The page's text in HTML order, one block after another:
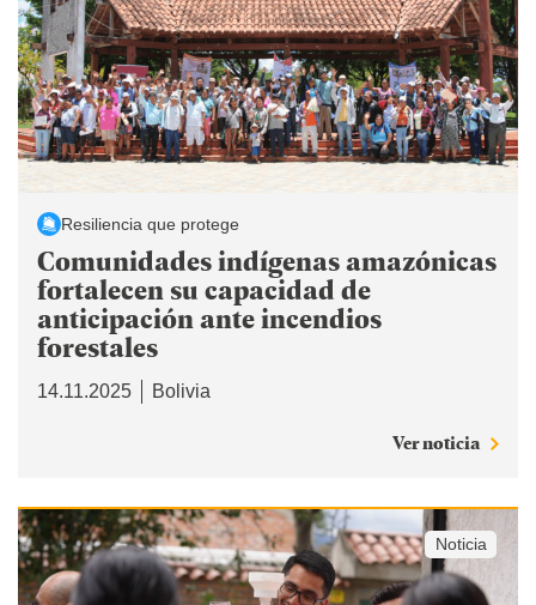
Resiliencia que protege
Comunidades indígenas amazónicas
fortalecen su capacidad de
anticipación ante incendios
forestales
14.11.2025 Bolivia
Ver noticia
Noticia